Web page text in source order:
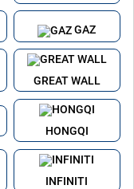
GAZ
GREAT WALL
HONGQI
INFINITI